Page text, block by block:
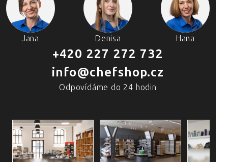
Jana Denisa Hana
+420 227 272 732
info@chefshop.cz
Odpovídáme do 24 hodin